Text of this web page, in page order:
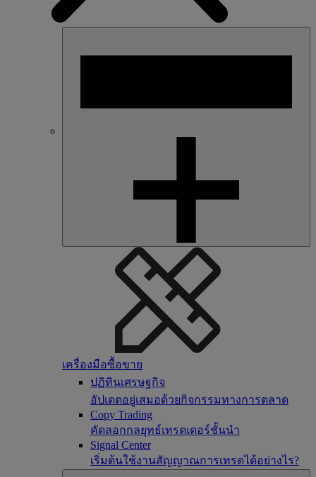
เครื่องมือซื้อขาย
ปฏิทินเศรษฐกิจ
อัปเดตอยู่เสมอด้วยกิจกรรมทางการตลาด
Copy Trading
คัดลอกกลยุทธ์เทรดเดอร์ชั้นนำ
Signal Center
เริ่มต้นใช้งานสัญญาณการเทรดได้อย่างไร?